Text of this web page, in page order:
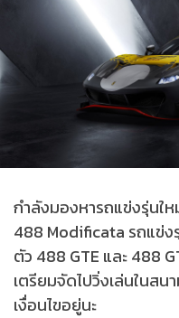
กำลังมองหารถแข่งรุ่นใ
488 Modificata รถแข่ง
ตัว 488 GTE และ 488
เตรียมจัดไปวิ่งเล่นในสน
เงื่อนไขอยู่นะ